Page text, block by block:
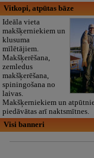
Vitkopi, atpūtas bāze
Ideāla vieta
makšķerniekiem un
klusuma
mīlētājiem.
Makšķerēšana,
zemledus
makšķerēšana,
spiningošana no
laivas.
Makšķerniekiem un
piedāvātas arī naktsmītnes.
Visi banneri